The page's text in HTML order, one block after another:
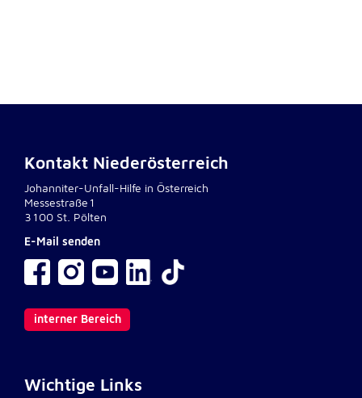
Kontakt Niederösterreich
Johanniter-Unfall-Hilfe in Österreich
Messestraße1
3100 St. Pölten
E-Mail senden
interner Bereich
Wichtige Links